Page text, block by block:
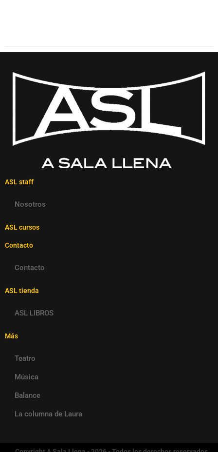
ASL staff
Nosotros
ASL cursos
Contacto
Contacto
ASL tienda
ASL LIBROS
Más
Teatro
Música
Balance
La columna de Laura